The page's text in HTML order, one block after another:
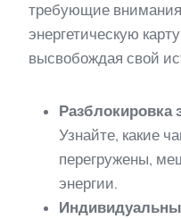
требующие
энергетическую
высвобождая свой
Разблокировка
Узнайте, какие
перегружены,
энергии.